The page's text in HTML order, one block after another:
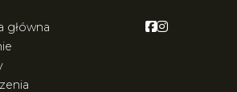
główna
Facebook
Facebook